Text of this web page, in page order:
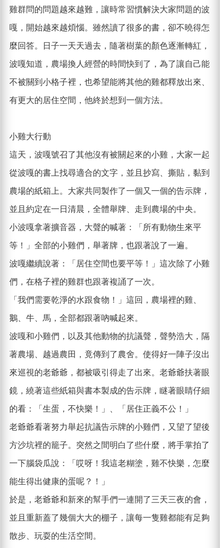
雞群問的問題越來越難，讓時常習慣解決大家問題的波
嘎，開始越來越煩惱。雖然讀了很多的書，卻不曉得怎
麼回答。日子一天天過去，隨著樹葉的顏色逐漸轉紅，
波嘎知道，農場換人經營的時間快到了，為了讓自己能
不被關到小格子裡，也希望能將其他的雞都釋放出來、
有更大的居住空間，他終於想到一個方法。
小雞大行動
這天，波嘎號召了其他沒有被關起來的小雞，大家一起
從波嘎的書上找尋適合的文字，並且抄寫、撕貼，黏到
農場的紙箱上。大家共同製作了一個又一個的告示牌，
並且約定在一日清晨，全體舉牌、走到農場的中央。
小波嘎拿著擴音器，大聲的喊著：「所有動物生來平
等！」全部的小雞們，舉著牌，也跟著說了一遍。
波嘎繼續說著：「居住空間也要平等！」這次除了小雞
們，在格子裡的雞群也跟著複誦了一次。
「我們需要乾淨的水跟食物！」這回，農場裡的雞、
鵝、牛、馬，全部都跟著吶喊起來。
波嘎和小雞們，以及其他動物的抗議聲，聲勢浩大，隔
著農場、越過農田，竟傳到了農舍。使得好一陣子沒出
來巡視的老爺爺，都被吸引得走了出來。老爺爺扶著眼
鏡，繞著這些紙箱與書本製成的告示牌，瞇著眼睛仔細
的看：「生蛋，不快樂！」、「居住正義不公！」
老爺爺看著努力舉起抗議告示牌的小雞們，又望了望後
方沙坑裡的籠子。突然之間明白了些什麼，將手掌拍了
一下腦袋瓜說：「哎呀！我這老糊塗，雞不快樂，怎麼
能生得出健康的蛋呢？！」
於是，老爺爺和新來的幫手們一連開了三天三夜的會，
並且重新蓋了幾個大大的棚子，讓每一隻雞都能有足夠
散步、玩耍的生活空間。